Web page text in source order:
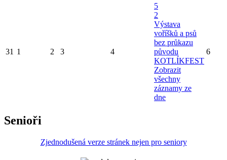
31 1 2 3 4
5
2
Výstava
voříšků a psů
bez průkazu
původu
KOTLÍKFEST
Zobrazit
všechny
záznamy ze
dne
6
Senioři
Zjednodušená verze stránek nejen pro seniory